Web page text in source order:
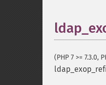
(PHP 7 >= 7.3.0,